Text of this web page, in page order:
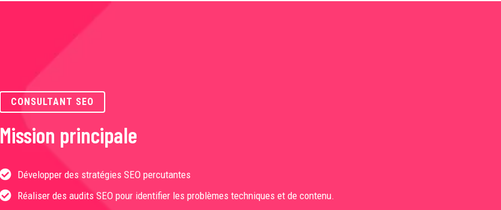
CONSULTANT SEO
Mission principale
Développer des stratégies SEO percutantes
Réaliser des audits SEO pour identifier les problèmes techniques et de contenu.